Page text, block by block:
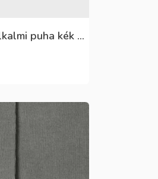
Mayoral alkalmi puha kék élre vasalt nadrág, behúzható derékrésszel